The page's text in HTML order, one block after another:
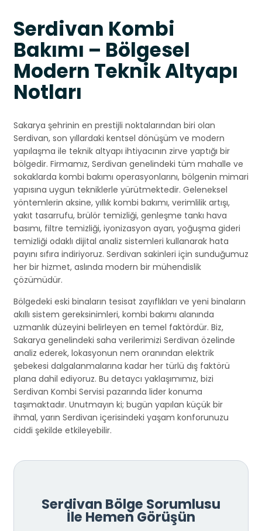
Serdivan Kombi
Bakımı – Bölgesel
Modern Teknik Altyapı
Notları
Sakarya şehrinin en prestijli noktalarından biri olan
Serdivan, son yıllardaki kentsel dönüşüm ve modern
yapılaşma ile teknik altyapı ihtiyacının zirve yaptığı bir
bölgedir. Firmamız, Serdivan genelindeki tüm mahalle ve
sokaklarda kombi bakımı operasyonlarını, bölgenin mimari
yapısına uygun tekniklerle yürütmektedir. Geleneksel
yöntemlerin aksine, yıllık kombi bakımı, verimlilik artışı,
yakıt tasarrufu, brülör temizliği, genleşme tankı hava
basımı, filtre temizliği, iyonizasyon ayarı, yoğuşma gideri
temizliği odaklı dijital analiz sistemleri kullanarak hata
payını sıfıra indiriyoruz. Serdivan sakinleri için sunduğumuz
her bir hizmet, aslında modern bir mühendislik
çözümüdür.
Bölgedeki eski binaların tesisat zayıflıkları ve yeni binaların
akıllı sistem gereksinimleri, kombi bakımı alanında
uzmanlık düzeyini belirleyen en temel faktördür. Biz,
Sakarya genelindeki saha verilerimizi Serdivan özelinde
analiz ederek, lokasyonun nem oranından elektrik
şebekesi dalgalanmalarına kadar her türlü dış faktörü
plana dahil ediyoruz. Bu detaycı yaklaşımımız, bizi
Serdivan Kombi Servisi pazarında lider konuma
taşımaktadır. Unutmayın ki; bugün yapılan küçük bir
ihmal, yarın Serdivan içerisindeki yaşam konforunuzu
ciddi şekilde etkileyebilir.
Serdivan Bölge Sorumlusu
İle Hemen Görüşün